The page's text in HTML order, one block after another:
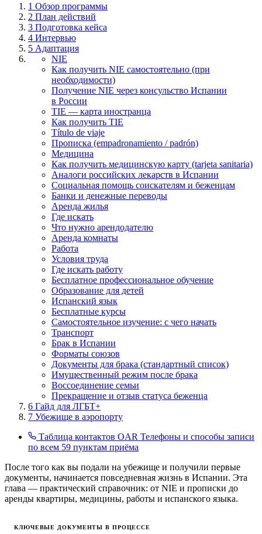
1 Обзор программы
2 План действий
3 Подготовка кейса
4 Интервью
5 Адаптация
NIE
Как получить NIE самостоятельно (при
необходимости)
Получение NIE через консульство Испании
в России
TIE — карта иностранца
Как получить TIE
Título de viaje
Прописка (empadronamiento / padrón)
Медицина
Как получить медицинскую карту (tarjeta sanitaria)
Аналоги российских лекарств в Испании
Социальная помощь соискателям и беженцам
Банки и денежные переводы
Аренда жилья
Где искать
Что нужно арендодателю
Аренда комнаты
Работа
Условия труда
Где искать работу
Бесплатное профессиональное обучение
Образование для детей
Испанский язык
Бесплатные курсы
Самостоятельное изучение: с чего начать
Транспорт
Брак в Испании
Форматы союзов
Документы для брака (стандартный список)
Имущественный режим после брака
Воссоединение семьи
Прекращение и отзыв статуса беженца
6 Гайд для ЛГБТ+
7 Убежище в аэропорту
Таблица контактов OAR Телефоны и способы записи
по всем 59 пунктам приёма
После того как вы подали на убежище и получили первые
документы, начинается повседневная жизнь в Испании. Эта
глава — практический справочник: от NIE и прописки до
аренды квартиры, медицины, работы и испанского языка.
КЛЮЧЕВЫЕ ДОКУМЕНТЫ В ПРОЦЕССЕ